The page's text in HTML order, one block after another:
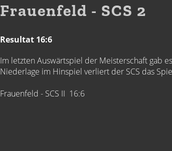
Frauenfeld - SCS 2
Resultat 16:6
Im letzten Auswärtspiel der Meisterschaft gab
Niederlage im Hinspiel verliert der SCS das
Frauenfeld - SCS II 16:6